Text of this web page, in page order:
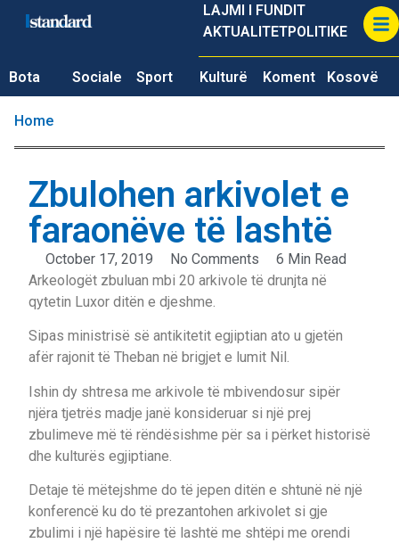
LAJMI I FUNDIT
AKTUALITETPOLITIKE
Bota Sociale Sport Kulturë Koment Kosovë
Home
Zbulohen arkivolet e
faraonëve të lashtë
October 17, 2019 No Comments
6 Min Read
Arkeologët zbuluan mbi 20 arkivole të drunjta në
qytetin Luxor ditën e djeshme.
Sipas ministrisë së antikitetit egjiptian ato u gjetën
afër rajonit të Theban në brigjet e lumit Nil.
Ishin dy shtresa me arkivole të mbivendosur sipër
njëra tjetrës madje janë konsideruar si një prej
zbulimeve më të rëndësishme për sa i përket historisë
dhe kulturës egjiptiane.
Detaje të mëtejshme do të jepen ditën e shtunë në një
konferencë ku do të prezantohen arkivolet si gje
zbulimi i një hapësire të lashtë me shtëpi me orendi